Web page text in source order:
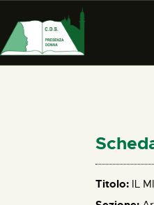
Titolo: IL